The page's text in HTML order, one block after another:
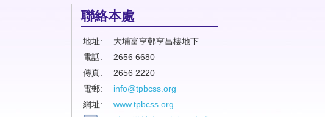
聯絡本處
地址:
大埔富亨邨亨昌樓地下
電話:
2656 6680
傳真:
2656 2220
電郵:
info@tpbcss.org
網址:
www.tpbcss.org